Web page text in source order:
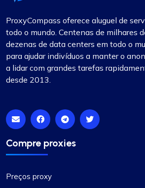
ProxyCompass oferece aluguel de
todo o mundo. Centenas de milhares
dezenas de data centers em todo o
para ajudar indivíduos a manter o
a lidar com grandes tarefas
desde 2013.
Compre proxies
Preços proxy